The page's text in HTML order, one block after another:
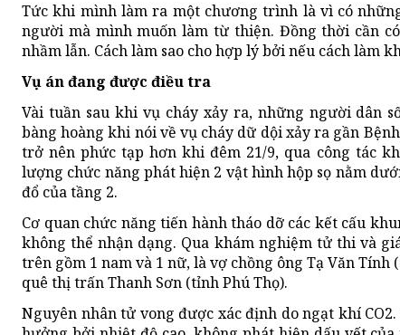
Tức khi mình làm ra một chương trình là vì có
người mà mình muốn làm từ thiện. Đồng thời cần
nhầm lẫn. Cách làm sao cho hợp lý bởi nếu cách làm
Vụ án đang được điều tra
Vài tuần sau khi vụ cháy xảy ra, những người dân
bàng hoàng khi nói về vụ cháy dữ dội xảy ra gần
trở nên phức tạp hơn khi đêm 21/9, qua công tác
lượng chức năng phát hiện 2 vật hình hộp sọ nằm
đổ của tầng 2.
Cơ quan chức năng tiến hành tháo dỡ các kết cấu
không thể nhận dạng. Qua khám nghiệm tử thi và
trên gồm 1 nam và 1 nữ, là vợ chồng ông Tạ Văn Tính
quê thị trấn Thanh Sơn (tỉnh Phú Thọ).
Nguyên nhân tử vong được xác định do ngạt khí